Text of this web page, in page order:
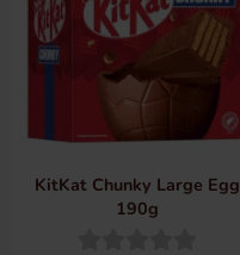
KitKat Chunky Large Egg
190g